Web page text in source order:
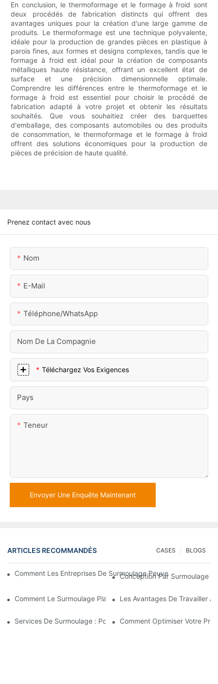
En conclusion, le thermoformage et le formage à froid sont
deux procédés de fabrication distincts qui offrent des
avantages uniques pour la création d'une large gamme de
produits. Le thermoformage est une technique polyvalente,
idéale pour la production de grandes pièces en plastique à
parois fines, aux formes et designs complexes, tandis que le
formage à froid est idéal pour la création de composants
métalliques haute résistance, offrant un excellent état de
surface et une précision dimensionnelle optimale.
Comprendre les différences entre le thermoformage et le
formage à froid est essentiel pour choisir le procédé de
fabrication adapté à votre projet et obtenir les résultats
souhaités. Que vous souhaitiez créer des barquettes
d'emballage, des composants automobiles ou des produits
de consommation, le thermoformage et le formage à froid
offrent des solutions économiques pour la production de
pièces de précision de haute qualité.
Prenez contact avec nous
Nom
E-Mail
Téléphone/WhatsApp
Nom De La Compagnie
Téléchargez Vos Exigences
Pays
Teneur
Envoyer Une Enquête Maintenant
ARTICLES RECOMMANDÉS BLOGS
CASES
Comment Les Entreprises De Surmoulage Peuvent Gérer Des
Conception Par Surmoulage :
Comment Le Surmoulage Plastique Est Utilisé Pour Les Pièces
Les Avantages De Travailler
Services De Surmoulage : Pourquoi C’est Le Meilleur Choix
Comment Optimiser Votre